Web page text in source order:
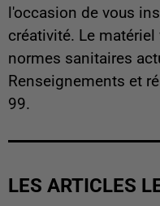
l'occasion de vous
créativité. Le
normes sanitaires
Renseignements et
99.
LES ARTICLES